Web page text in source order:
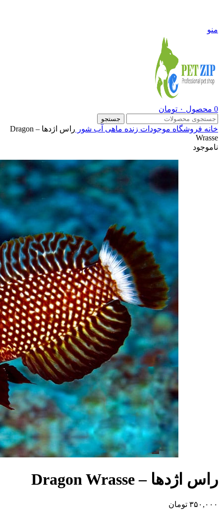
منو
0 محصول ۰ تومان
جستجو
خانه فروشگاه موجودات زنده ماهی آب شور
راس اژدها – Dragon
Wrasse
ناموجود
راس اژدها – Dragon Wrasse
۳۵۰,۰۰۰ تومان